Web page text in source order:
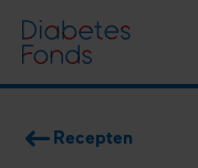
naar
de
gaan
Recepten